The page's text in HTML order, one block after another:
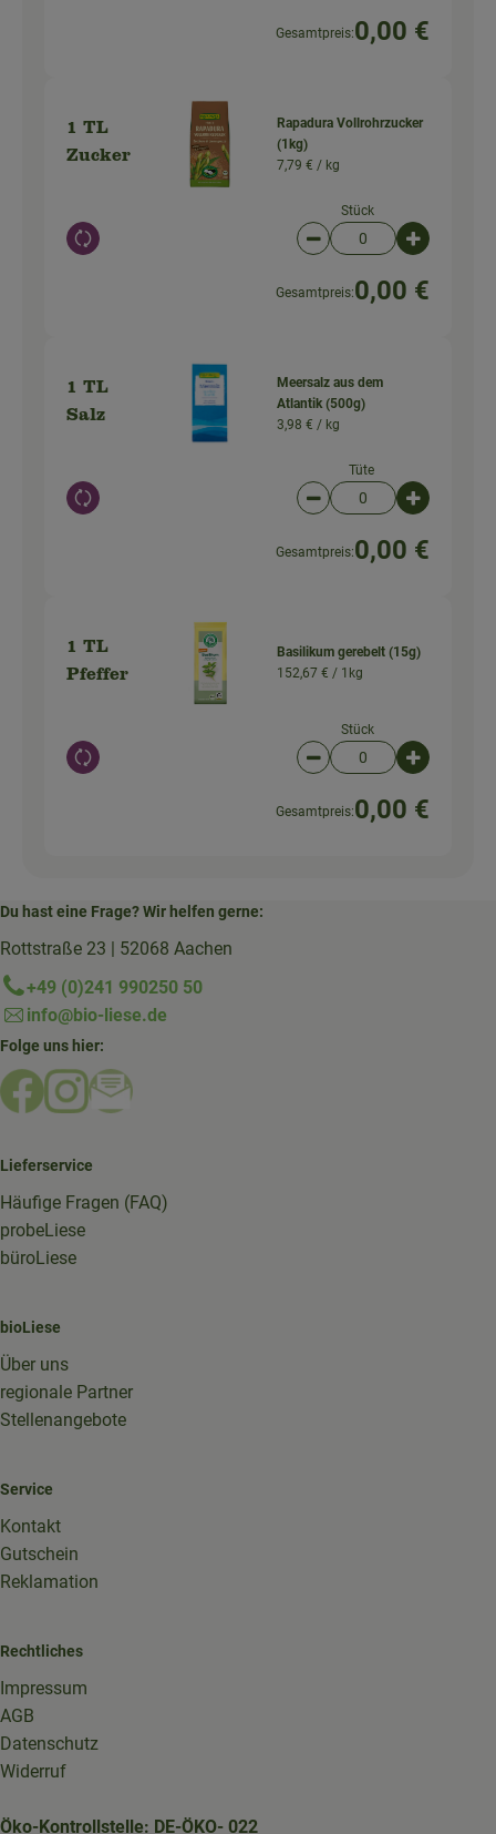
Gesamtpreis:0,00 €
1 TL
Zucker
Auswahl ändern
Rapadura Vollrohrzucker
(1kg)
7,79 € / kg
Stück
Artikelanzahl
Gesamtpreis:0,00 €
1 TL
Salz
Auswahl ändern
Meersalz aus dem
Atlantik (500g)
3,98 € / kg
Tüte
Artikelanzahl
Gesamtpreis:0,00 €
1 TL
Pfeffer
Auswahl ändern
Basilikum gerebelt (15g)
152,67 € / 1kg
Stück
Artikelanzahl
Gesamtpreis:0,00 €
Du hast eine Frage? Wir helfen gerne:
Rottstraße 23 | 52068 Aachen
+49 (0)241 990250 50
info@bio-liese.de
Folge uns hier:
Externer Link zu https://www.facebook.com/
Externer Link zu https://www.instagram.com/
Externer Link zu https://mailchi.mp/
Lieferservice
Häufige Fragen (FAQ)
probeLiese
büroLiese
bioLiese
Über uns
regionale Partner
Stellenangebote
Service
Kontakt
Gutschein
Reklamation
Rechtliches
Impressum
AGB
Datenschutz
Widerruf
Öko-Kontrollstelle: DE-ÖKO- 022